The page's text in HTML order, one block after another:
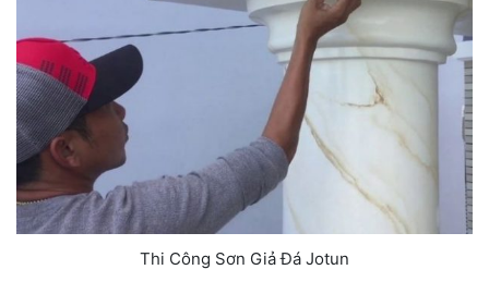
Thi Công Sơn Giả Đá Jotun